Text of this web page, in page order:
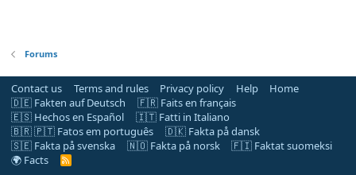
Forums
Contact us Terms and rules Privacy policy Help
Home
🇩🇪 Fakten auf Deutsch
🇫🇷 Faits en français
🇪🇸 Hechos en Español
🇮🇹 Fatti in Italiano
🇧🇷 🇵🇹 Fatos em português
🇩🇰 Fakta på dansk
🇸🇪 Fakta på svenska
🇳🇴 Fakta på norsk
🇫🇮 Faktat suomeksi
🌍 Facts
R